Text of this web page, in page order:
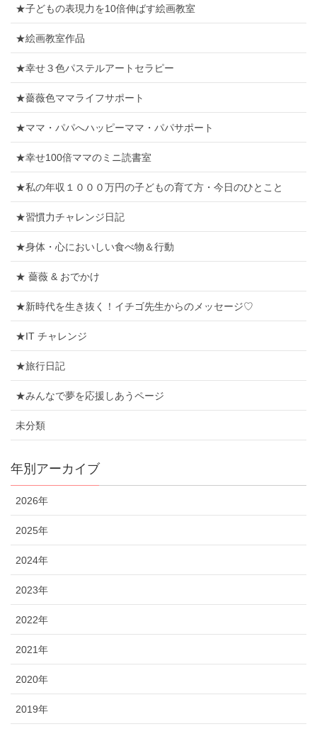
★子どもの表現力を10倍伸ばす絵画教室
★絵画教室作品
★幸せ３色パステルアートセラピー
★薔薇色ママライフサポート
★ママ・パパへハッピーママ・パパサポート
★幸せ100倍ママのミニ読書室
★私の年収１０００万円の子どもの育て方・今日のひとこと
★習慣力チャレンジ日記
★身体・心においしい食べ物＆行動
★ 薔薇 & おでかけ
★新時代を生き抜く！イチゴ先生からのメッセージ♡
★IT チャレンジ
★旅行日記
★みんなで夢を応援しあうページ
未分類
年別アーカイブ
2026年
2025年
2024年
2023年
2022年
2021年
2020年
2019年